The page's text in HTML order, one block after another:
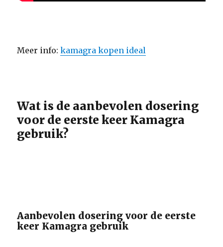
Meer info:kamagra kopen ideal
Wat is de aanbevolen dosering
voor de eerste keer Kamagra
gebruik?
Aanbevolen dosering voor de eerste
keer Kamagra gebruik